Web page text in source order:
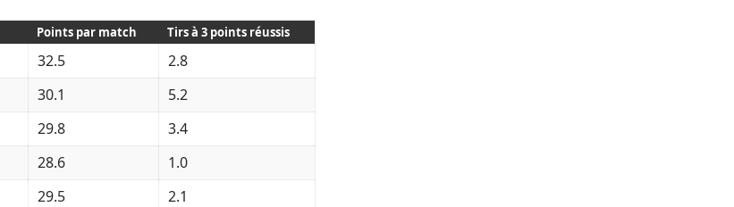
Points par match Tirs à 3 points réussis
32.5
2.8
30.1
5.2
29.8
3.4
28.6
1.0
29.5 2.1